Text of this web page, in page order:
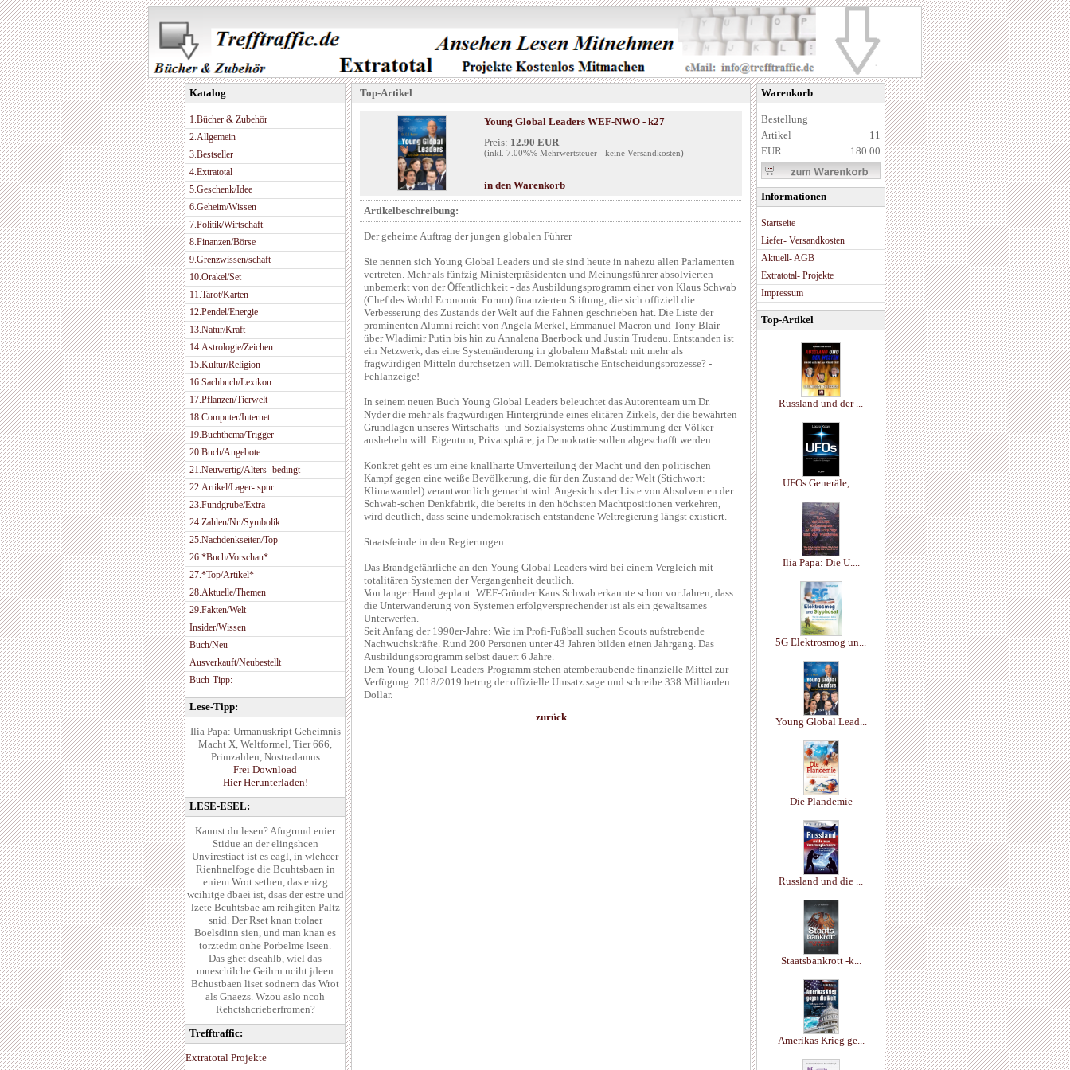
Katalog
1.Bücher & Zubehör
2.Allgemein
3.Bestseller
4.Extratotal
5.Geschenk/Idee
6.Geheim/Wissen
7.Politik/Wirtschaft
8.Finanzen/Börse
9.Grenzwissen/schaft
10.Orakel/Set
11.Tarot/Karten
12.Pendel/Energie
13.Natur/Kraft
14.Astrologie/Zeichen
15.Kultur/Religion
16.Sachbuch/Lexikon
17.Pflanzen/Tierwelt
18.Computer/Internet
19.Buchthema/Trigger
20.Buch/Angebote
21.Neuwertig/Alters- bedingt
22.Artikel/Lager- spur
23.Fundgrube/Extra
24.Zahlen/Nr./Symbolik
25.Nachdenkseiten/Top
26.*Buch/Vorschau*
27.*Top/Artikel*
28.Aktuelle/Themen
29.Fakten/Welt
Insider/Wissen
Buch/Neu
Ausverkauft/Neubestellt
Buch-Tipp:
Lese-Tipp:
Ilia Papa: Urmanuskript Geheimnis
Macht X, Weltformel, Tier 666,
Primzahlen, Nostradamus
Frei Download
Hier Herunterladen!
LESE-ESEL:
Kannst du lesen? Afugrnud enier
Stidue an der elingshcen
Unvirestiaet ist es eagl, in wlehcer
Rienhnelfoge die Bcuhtsbaen in
eniem Wrot sethen, das enizg
wcihitge dbaei ist, dsas der estre und
lzete Bcuhtsbae am rcihgiten Paltz
snid. Der Rset knan ttolaer
Boelsdinn sien, und man knan es
torztedm onhe Porbelme lseen.
Das ghet dseahlb, wiel das
mneschilche Geihrn nciht jdeen
Bchustbaen liset sodnern das Wrot
als Gnaezs. Wzou aslo ncoh
Rehctshcrieberfromen?
Trefftraffic:
Extratotal Projekte
Top-Artikel
Young Global Leaders WEF-NWO - k27
Preis: 12.90 EUR
(inkl. 7.00%% Mehrwertsteuer - keine Versandkosten)
in den Warenkorb
Artikelbeschreibung:
Der geheime Auftrag der jungen globalen Führer
Sie nennen sich Young Global Leaders und sie sind heute in nahezu allen Parlamenten
vertreten. Mehr als fünfzig Ministerpräsidenten und Meinungsführer absolvierten -
unbemerkt von der Öffentlichkeit - das Ausbildungsprogramm einer von Klaus Schwab
(Chef des World Economic Forum) finanzierten Stiftung, die sich offiziell die
Verbesserung des Zustands der Welt auf die Fahnen geschrieben hat. Die Liste der
prominenten Alumni reicht von Angela Merkel, Emmanuel Macron und Tony Blair
über Wladimir Putin bis hin zu Annalena Baerbock und Justin Trudeau. Entstanden ist
ein Netzwerk, das eine Systemänderung in globalem Maßstab mit mehr als
fragwürdigen Mitteln durchsetzen will. Demokratische Entscheidungsprozesse? -
Fehlanzeige!
In seinem neuen Buch Young Global Leaders beleuchtet das Autorenteam um Dr.
Nyder die mehr als fragwürdigen Hintergründe eines elitären Zirkels, der die bewährten
Grundlagen unseres Wirtschafts- und Sozialsystems ohne Zustimmung der Völker
aushebeln will. Eigentum, Privatsphäre, ja Demokratie sollen abgeschafft werden.
Konkret geht es um eine knallharte Umverteilung der Macht und den politischen
Kampf gegen eine weiße Bevölkerung, die für den Zustand der Welt (Stichwort:
Klimawandel) verantwortlich gemacht wird. Angesichts der Liste von Absolventen der
Schwab-schen Denkfabrik, die bereits in den höchsten Machtpositionen verkehren,
wird deutlich, dass seine undemokratisch entstandene Weltregierung längst existiert.
Staatsfeinde in den Regierungen
Das Brandgefährliche an den Young Global Leaders wird bei einem Vergleich mit
totalitären Systemen der Vergangenheit deutlich.
Von langer Hand geplant: WEF-Gründer Kaus Schwab erkannte schon vor Jahren, dass
die Unterwanderung von Systemen erfolgversprechender ist als ein gewaltsames
Unterwerfen.
Seit Anfang der 1990er-Jahre: Wie im Profi-Fußball suchen Scouts aufstrebende
Nachwuchskräfte. Rund 200 Personen unter 43 Jahren bilden einen Jahrgang. Das
Ausbildungsprogramm selbst dauert 6 Jahre.
Dem Young-Global-Leaders-Programm stehen atemberaubende finanzielle Mittel zur
Verfügung. 2018/2019 betrug der offizielle Umsatz sage und schreibe 338 Milliarden
Dollar.
zurück
Warenkorb
Bestellung
Artikel
11
EUR
180.00
Informationen
Startseite
Liefer- Versandkosten
Aktuell- AGB
Extratotal- Projekte
Impressum
Top-Artikel
Russland und der ...
UFOs Generäle, ...
Ilia Papa: Die U....
5G Elektrosmog un...
Young Global Lead...
Die Plandemie
Russland und die ...
Staatsbankrott -k...
Amerikas Krieg ge...